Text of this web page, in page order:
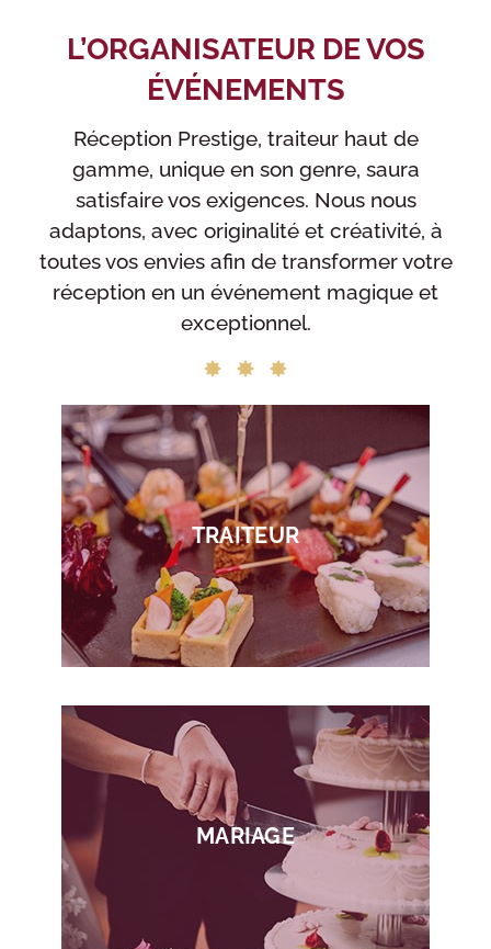
L’ORGANISATEUR DE VOS
ÉVÉNEMENTS
Réception Prestige, traiteur haut de
gamme, unique en son genre, saura
satisfaire vos exigences. Nous nous
adaptons, avec originalité et créativité, à
toutes vos envies afin de transformer votre
réception en un événement magique et
exceptionnel.
TRAITEUR
MARIAGE